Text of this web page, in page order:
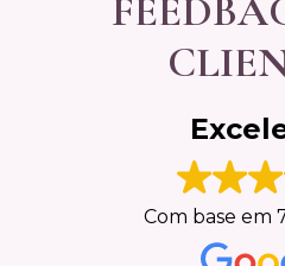
Com base em